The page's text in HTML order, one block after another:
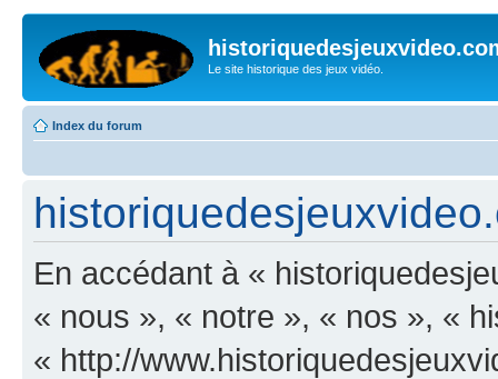
Le site historique des jeux vidéo.
Index du forum
En accédant à «
« nous », « notre », « nos », «
« http://